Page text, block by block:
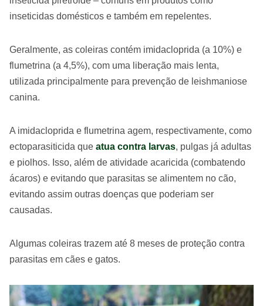
inseticidas domésticos e também em repelentes.
Geralmente, as coleiras contém imidacloprida (a 10%) e
flumetrina (a 4,5%), com uma liberação mais lenta,
utilizada principalmente para prevenção de leishmaniose
canina.
A imidacloprida e flumetrina agem, respectivamente, como
ectoparasiticida que atua contra larvas, pulgas já adultas
e piolhos. Isso, além de atividade acaricida (combatendo
ácaros) e evitando que parasitas se alimentem no cão,
evitando assim outras doenças que poderiam ser
causadas.
Algumas coleiras trazem até 8 meses de proteção contra
parasitas em cães e gatos.